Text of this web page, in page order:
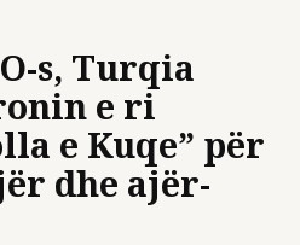
s, Turqia
e ri
e Kuqe” për
dhe ajër-